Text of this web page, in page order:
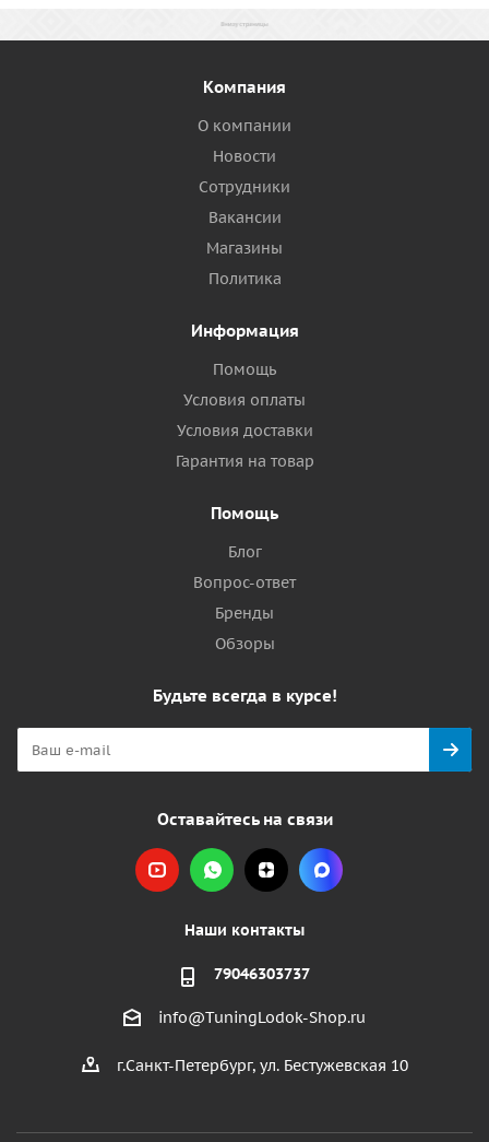
Компания
О компании
Новости
Сотрудники
Вакансии
Магазины
Политика
Информация
Помощь
Условия оплаты
Условия доставки
Гарантия на товар
Помощь
Блог
Вопрос-ответ
Бренды
Обзоры
Будьте всегда в курсе!
Оставайтесь на связи
Наши контакты
79046303737
info@TuningLodok-Shop.ru
г.Санкт-Петербург, ул. Бестужевская 10